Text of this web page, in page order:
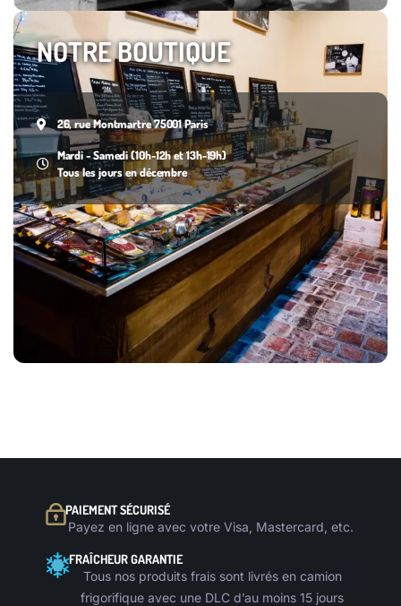
NOTRE BOUTIQUE
26, rue Montmartre 75001 Paris
Mardi - Samedi (10h-12h et 13h-19h)
Tous les jours en décembre
PAIEMENT SÉCURISÉ
Payez en ligne avec votre Visa, Mastercard, etc.
FRAÎCHEUR GARANTIE
Tous nos produits frais sont livrés en camion
frigorifique avec une DLC d’au moins 15 jours